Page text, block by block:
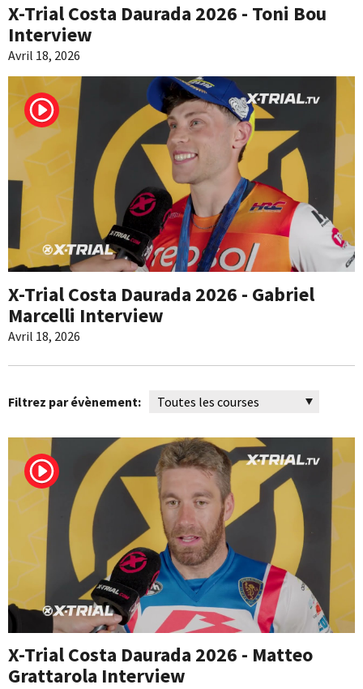
X-Trial Costa Daurada 2026 - Toni Bou
Interview
Avril 18, 2026
X-Trial Costa Daurada 2026 - Gabriel
Marcelli Interview
Avril 18, 2026
Filtrez par évènement:
X-Trial Costa Daurada 2026 - Matteo
Grattarola Interview